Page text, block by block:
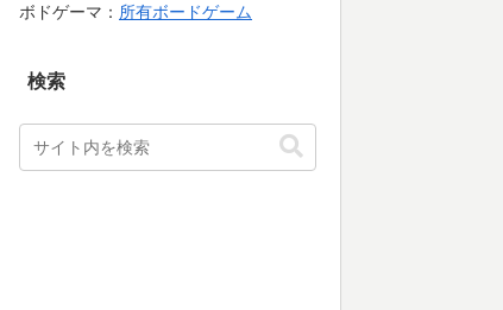
ボドゲーマ： 所有ボードゲーム
検索